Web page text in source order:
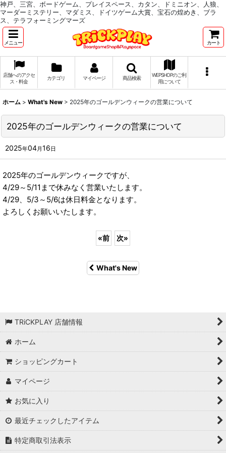
神戸、三宮、ボードゲーム、プレイスペース、カタン、ドミニオン、人狼、
マーダーミステリー、マダミス、ドイツゲーム大賞、宝石の煌めき、ブラ
ス、テラフォーミングマーズ
メニュー カート
店舗へのアクセ
ス・料金
カテゴリ マイページ 商品検索
WEPSHOPのご利
用について
ホーム > What's New > 2025年のゴールデンウィークの営業について
2025年のゴールデンウィークの営業について
2025年04月16日
2025年のゴールデンウィークですが、
4/29～5/11まで休みなく営業いたします。
4/29、5/3～5/6は休日料金となります。
よろしくお願いいたします。
«前 次»
What's New
TRiCKPLAY 店舗情報
ホーム
ショッピングカート
マイページ
お気に入り
最近チェックしたアイテム
特定商取引法表示